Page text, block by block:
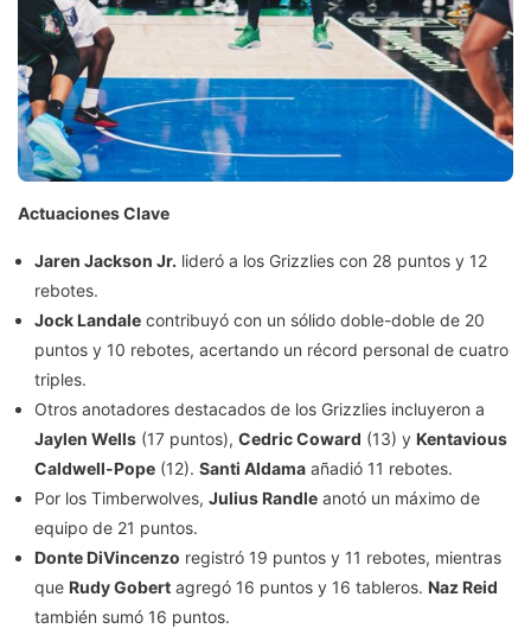
Actuaciones Clave
Jaren Jackson Jr. lideró a los Grizzlies con 28 puntos y 12
rebotes.
Jock Landale contribuyó con un sólido doble-doble de 20
puntos y 10 rebotes, acertando un récord personal de cuatro
triples.
Otros anotadores destacados de los Grizzlies incluyeron a
Jaylen Wells (17 puntos), Cedric Coward (13) y Kentavious
Caldwell-Pope (12). Santi Aldama añadió 11 rebotes.
Por los Timberwolves, Julius Randle anotó un máximo de
equipo de 21 puntos.
Donte DiVincenzo registró 19 puntos y 11 rebotes, mientras
que Rudy Gobert agregó 16 puntos y 16 tableros. Naz Reid
también sumó 16 puntos.